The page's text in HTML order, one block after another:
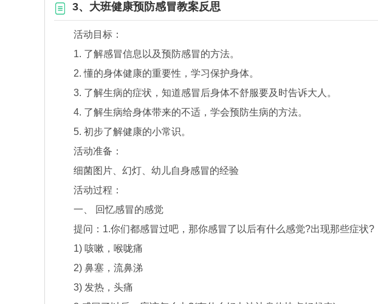
3、大班健康预防感冒教案反思
活动目标：
1. 了解感冒信息以及预防感冒的方法。
2. 懂的身体健康的重要性，学习保护身体。
3. 了解生病的症状，知道感冒后身体不舒服要及时告诉大人。
4. 了解生病给身体带来的不适，学会预防生病的方法。
5. 初步了解健康的小常识。
活动准备：
细菌图片、幻灯、幼儿自身感冒的经验
活动过程：
一、 回忆感冒的感觉
提问：1.你们都感冒过吧，那你感冒了以后有什么感觉?出现那些症状?
1) 咳嗽，喉咙痛
2) 鼻塞，流鼻涕
3) 发热，头痛